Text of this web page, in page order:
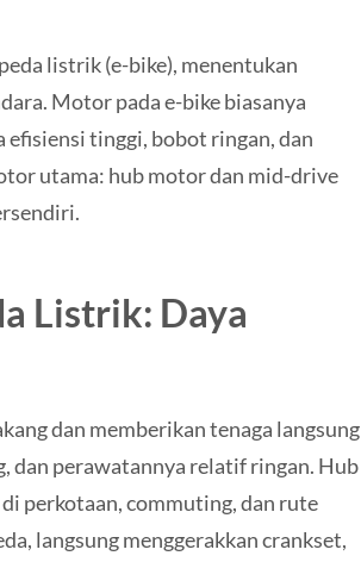
listrik (e-bike), menentukan
Motor pada e-bike biasanya
efisiensi tinggi, bobot ringan, dan
utama: hub motor dan mid-drive
Listrik: Daya
dan memberikan tenaga langsung
dan perawatannya relatif ringan. Hub
perkotaan, commuting, dan rute
langsung menggerakkan crankset,